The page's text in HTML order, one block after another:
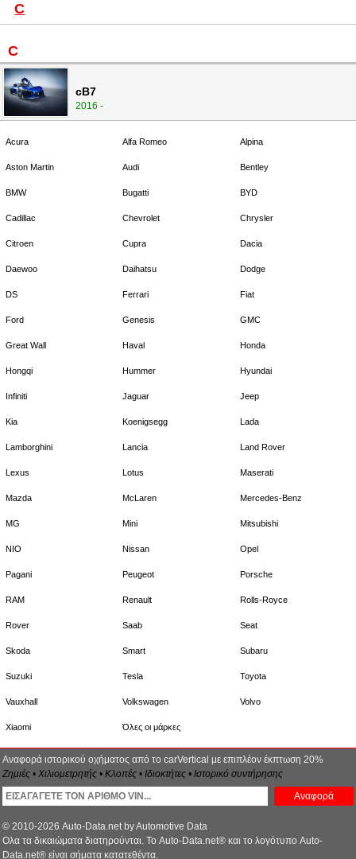
C
C
cB7
2016 -
Acura Alfa Romeo Alpina
Aston Martin Audi Bentley
BMW Bugatti BYD
Cadillac Chevrolet Chrysler
Citroen Cupra Dacia
Daewoo Daihatsu Dodge
DS Ferrari Fiat
Ford Genesis GMC
Great Wall Haval Honda
Hongqi Hummer Hyundai
Infiniti Jaguar Jeep
Kia Koenigsegg Lada
Lamborghini Lancia Land Rover
Lexus Lotus Maserati
Mazda McLaren Mercedes-Benz
MG Mini Mitsubishi
NIO Nissan Opel
Pagani Peugeot Porsche
RAM Renault Rolls-Royce
Rover Saab Seat
Skoda Smart Subaru
Suzuki Tesla Toyota
Vauxhall Volkswagen Volvo
Xiaomi Όλες οι μάρκες
Αναφορά ιστορικού οχήματος από το carVertical με επιπλέον έκπτωση 20%
Ζημιές • Χιλιομετρητής • Κλοπές • Ιδιοκτήτες • Ιστορικό συντήρησης
Αναφορά
© 2010-2026 Auto-Data.net by Automotive Data
Ολα τα δικαιώματα διατηρούνται. Το Auto-Data.net® και το λογότυπο Auto-
Data.net® είναι σήματα κατατεθέντα.